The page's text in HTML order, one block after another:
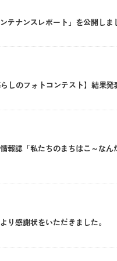
テナンスレポート」を公開しま
らしのフォトコンテスト】結果発
報誌「私たちのまちはこ～なん
り感謝状をいただきました。